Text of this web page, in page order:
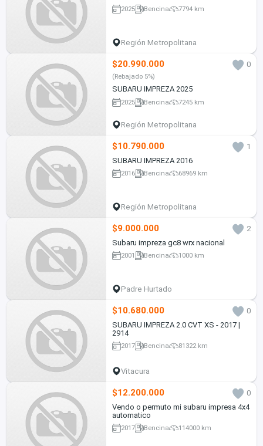
2025 Bencina 7794 km
Región Metropolitana
$20.990.000 0
(Rebajado 5%)
SUBARU IMPREZA 2025
2025 Bencina 7245 km
Región Metropolitana
$10.790.000
1
SUBARU IMPREZA 2016
2016 Bencina 68969 km
Región Metropolitana
$9.000.000
2
Subaru impreza gc8 wrx nacional
2001 Bencina 1000 km
Padre Hurtado
$10.680.000
0
SUBARU IMPREZA 2.0 CVT XS - 2017 |
2914
2017 Bencina 81322 km
Vitacura
$12.200.000
0
Vendo o permuto mi subaru impresa 4x4
automatico
2017 Bencina 114000 km